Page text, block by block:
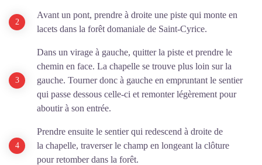
Avant un pont, prendre à droite une piste qui monte en
lacets dans la forêt domaniale de Saint-Cyrice.
Dans un virage à gauche, quitter la piste et prendre le
chemin en face. La chapelle se trouve plus loin sur la
gauche. Tourner donc à gauche en empruntant le sentier
qui passe dessous celle-ci et remonter légèrement pour
aboutir à son entrée.
Prendre ensuite le sentier qui redescend à droite de
la chapelle, traverser le champ en longeant la clôture
pour retomber dans la forêt.